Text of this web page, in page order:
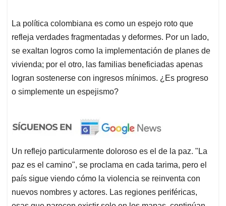
La política colombiana es como un espejo roto que
refleja verdades fragmentadas y deformes. Por un lado,
se exaltan logros como la implementación de planes de
vivienda; por el otro, las familias beneficiadas apenas
logran sostenerse con ingresos mínimos. ¿Es progreso
o simplemente un espejismo?
Un reflejo particularmente doloroso es el de la paz. "La
paz es el camino", se proclama en cada tarima, pero el
país sigue viendo cómo la violencia se reinventa con
nuevos nombres y actores. Las regiones periféricas,